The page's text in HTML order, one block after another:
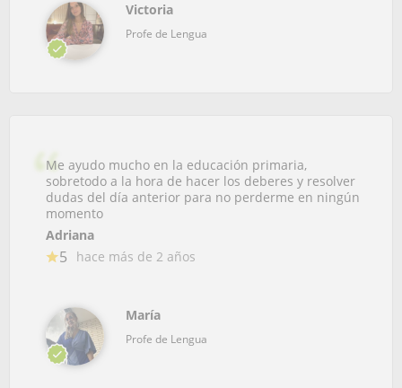
Victoria
Profe de Lengua
Me ayudo mucho en la educación primaria,
sobretodo a la hora de hacer los deberes y resolver
dudas del día anterior para no perderme en ningún
momento
Adriana
5 hace más de 2 años
María
Profe de Lengua